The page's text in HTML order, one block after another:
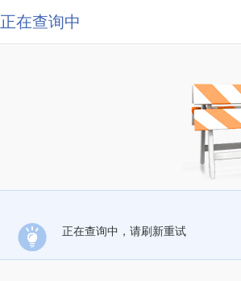
正在查询中
正在查询中，请刷新重试